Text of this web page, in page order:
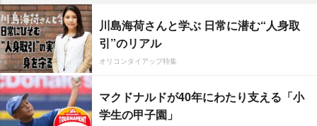
川島海荷さんと学ぶ 日常に潜む“人身取
引”のリアル
オリコンタイアップ特集
マクドナルドが40年にわたり支える「小
学生の甲子園」